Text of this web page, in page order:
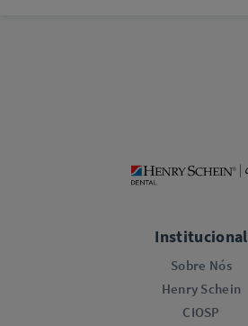
Institucional
Sobre Nós
Henry Schein
CIOSP